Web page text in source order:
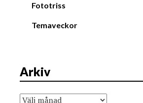
Fototriss
Temaveckor
Arkiv
Arkiv